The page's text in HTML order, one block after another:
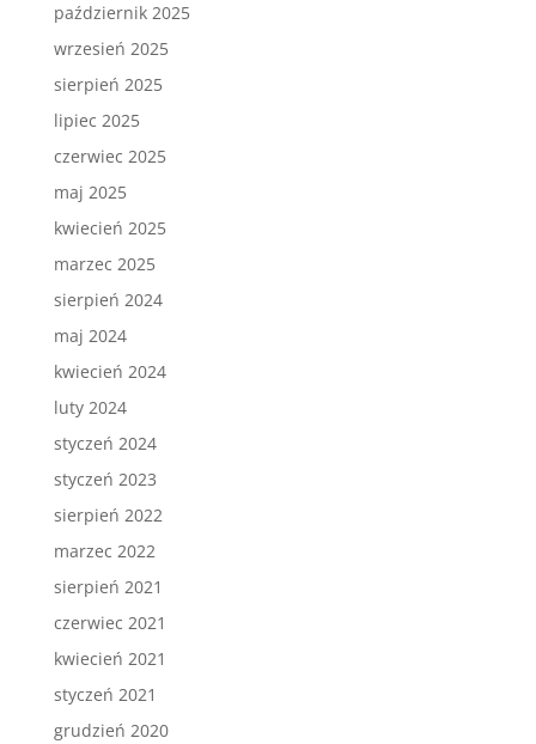
październik 2025
wrzesień 2025
sierpień 2025
lipiec 2025
czerwiec 2025
maj 2025
kwiecień 2025
marzec 2025
sierpień 2024
maj 2024
kwiecień 2024
luty 2024
styczeń 2024
styczeń 2023
sierpień 2022
marzec 2022
sierpień 2021
czerwiec 2021
kwiecień 2021
styczeń 2021
grudzień 2020